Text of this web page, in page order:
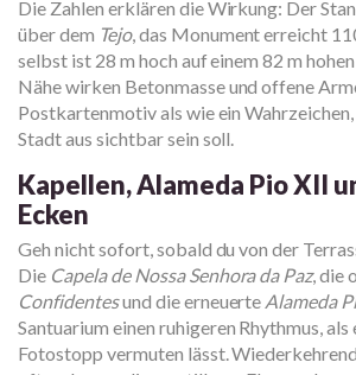
Die Zahlen erklären die Wirkung: Der
über dem Tejo, das Monument erreicht
selbst ist 28 m hoch auf einem 82 m
Nähe wirken Betonmasse und offene
Postkartenmotiv als wie ein
Stadt aus sichtbar sein soll.
Kapellen, Alameda Pio XII
Ecken
Geh nicht sofort, sobald du von der
Die Capela de Nossa Senhora da Paz, die
Confidentesund die erneuerte Alameda
Santuarium einen ruhigeren Rhythmus, als
Fotostopp vermuten lässt.